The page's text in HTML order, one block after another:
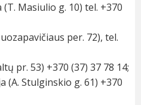
Masiulio g. 10) tel. +370
per. 72), tel.
pr. 53) +370 (37) 37 78 14;
(A. Stulginskio g. 61) +370